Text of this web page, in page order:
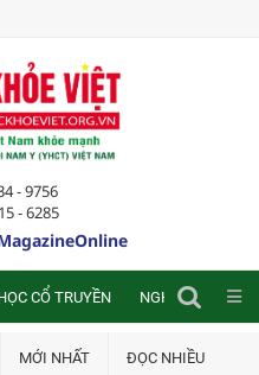
- 9756
- 6285
CỔ TRUYỀN NGHIÊN CỨU
MỚI NHẤT ĐỌC NHIỀU